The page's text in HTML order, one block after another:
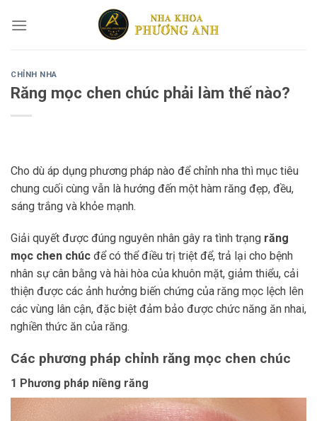
CHỈNH NHA
Răng mọc chen chúc phải làm thế nào?
Cho dù áp dụng phương pháp nào để chỉnh nha thì mục tiêu
chung cuối cùng vẫn là hướng đến một hàm răng đẹp, đều,
sáng trắng và khỏe mạnh.
Giải quyết được đúng nguyên nhân gây ra tình trạng răng
mọc chen chúc để có thể điều trị triệt để, trả lại cho bệnh
nhân sự cân bằng và hài hòa của khuôn mặt, giảm thiểu, cải
thiện được các ảnh hưởng biến chứng của răng mọc lệch lên
các vùng lân cận, đặc biệt đảm bảo được chức năng ăn nhai,
nghiền thức ăn của răng.
Các phương pháp chỉnh răng mọc chen chúc
1 Phương pháp niềng răng